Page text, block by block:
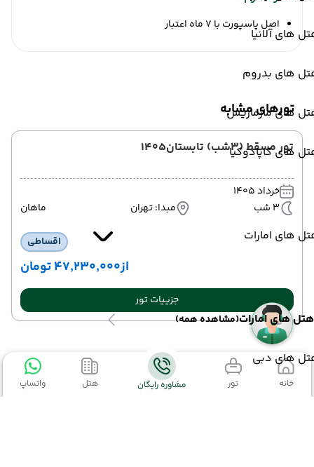
های آلانیا
های بدروم
های مارماریس
های کاپادوکیا
های امارات
هتل های امارات(مشاهده همه)
های دبی
اصل پاسپورت با 7 ماه اعتبار
تورهای مشابه
تور مسقط (3شب) تابستان1405
خرداد 1405
3 شب
مبدا: تهران ماهان
اقساطی
از۴۷٬۲۳۰٬۰۰۰ تومان
جزییات تور
خانه تور مشاوره رایگان هتل واتساپ